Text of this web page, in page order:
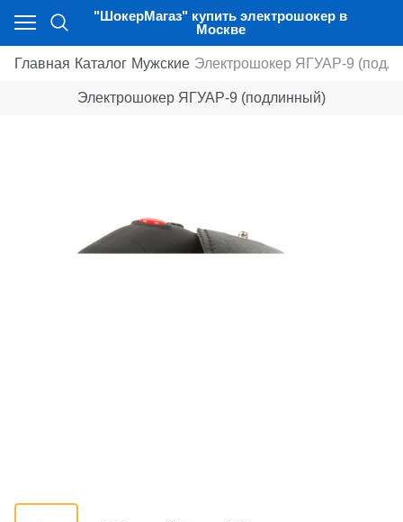
"ШокерМагаз" купить электрошокер в
Москве
Главная Каталог Мужские Электрошокер ЯГУАР-9
Электрошокер ЯГУАР-9 (подлинный)